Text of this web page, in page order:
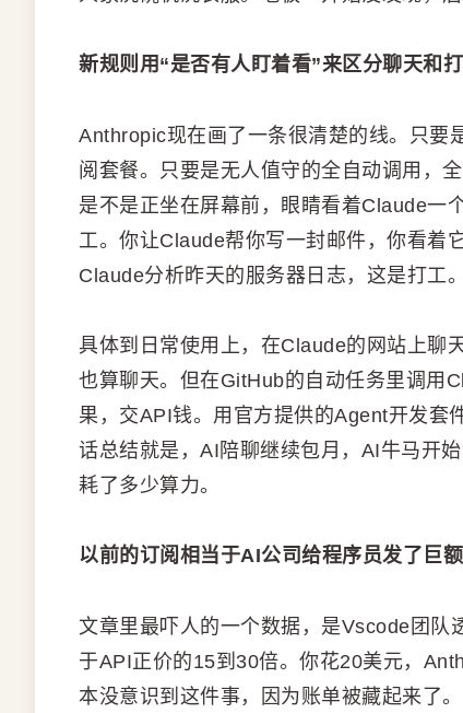
新规则用“是否有人盯着看”来区分聊天和
Anthropic现在画了一条很清楚的线。只要
阅套餐。只要是无人值守的全自动调用，
是不是正坐在屏幕前，眼睛看着Claude一
工。你让Claude帮你写一封邮件，你看着
Claude分析昨天的服务器日志，这是打工。
具体到日常使用上，在Claude的网站上聊
也算聊天。但在GitHub的自动任务里调用
果，交API钱。用官方提供的Agent开发套
话总结就是，AI陪聊继续包月，AI牛马开
耗了多少算力。
以前的订阅相当于AI公司给程序员发了巨
文章里最吓人的一个数据，是Vscode团队
于API正价的15到30倍。你花20美元，
本没意识到这件事，因为账单被藏起来了